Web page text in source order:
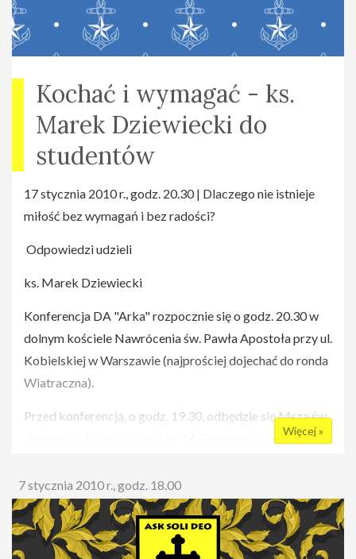
Miejsce: Centrum Kultury Dobre Miejsce, Warszawa, ul.
Dewajtis 3.
Kochać i wymagać - ks.
Marek Dziewiecki do
studentów
17 stycznia 2010 r., godz. 20.30 | Dlaczego nie istnieje
miłość bez wymagań i bez radości?
Odpowiedzi udzieli
ks. Marek Dziewiecki
Konferencja DA "Arka" rozpocznie się o godz. 20.30 w
dolnym kościele Nawrócenia św. Pawła Apostoła przy ul.
Kobielskiej w Warszawie (najprościej dojechać do ronda
Wiatraczna).
Przed konferencją, o godz. 19.30, odbędzie się Msza św.
studencka, którą odprawi ks. M. Dziewiecki i podczas
Zapraszamy!
Więcej »
7 stycznia 2010 r., godz. 18.00